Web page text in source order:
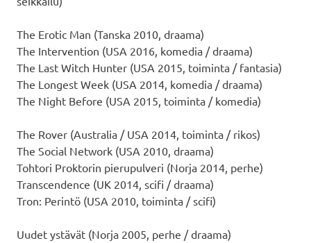
The Erotic Man (Tanska 2010, draama)
The Intervention (USA 2016, komedia / draama)
The Last Witch Hunter (USA 2015, toiminta / fantasia)
The Longest Week (USA 2014, komedia / draama)
The Night Before (USA 2015, toiminta / komedia)
The Rover (Australia / USA 2014, toiminta / rikos)
The Social Network (USA 2010, draama)
Tohtori Proktorin pierupulveri (Norja 2014, perhe)
Transcendence (UK 2014, scifi / draama)
Tron: Perintö (USA 2010, toiminta / scifi)
Uudet ystävät (Norja 2005, perhe / draama)